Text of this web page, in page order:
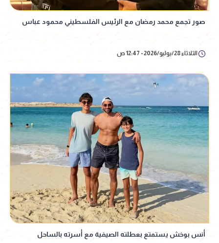
صور تجمع محمد رمضان مع الرئيس الفلسطيني محمود عباس
الثلاثاء 28/يوليو/2026 - 12:47 ص
أنس بوخش يستمتع بعطلته الصيفية مع أسرته بالساحل